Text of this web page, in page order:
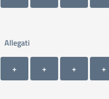
Allegati
Allegato 1
+
Allegato 2
+
Allegato 3
+ +